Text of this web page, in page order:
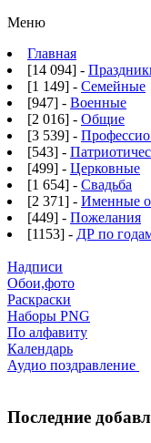
Меню
Главная
[14 094] -
[1 149] - Семейные
[947] - Военные
[2 016] - Общие
[3 539] -
[543] -
[499] - Церковные
[1 654] - Свадьба
[2 371] - Именные
[449] - Пожелания
[1153] - ДР по
Надписи
Обои,фото
Раскраски
Наборы PNG
По алфавиту
Календарь
Аудио поздравление
Последние